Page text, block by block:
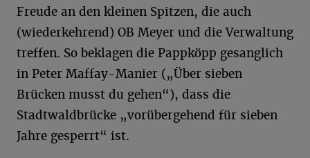
Freude an den kleinen Spitzen, die auch
(wiederkehrend) OB Meyer und die Verwaltung
treffen. So beklagen die Pappköpp gesanglich
in Peter Maffay-Manier („Über sieben
Brücken musst du gehen“), dass die
Stadtwaldbrücke „vorübergehend für sieben
Jahre gesperrt“ ist.